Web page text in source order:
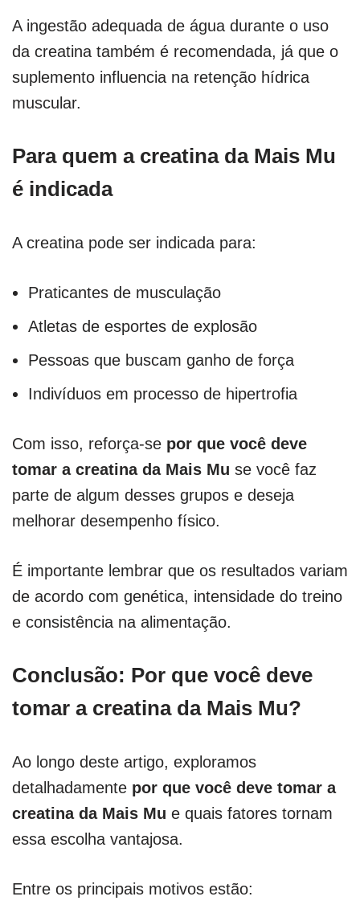
A ingestão adequada de água durante o uso
da creatina também é recomendada, já que o
suplemento influencia na retenção hídrica
muscular.
Para quem a creatina da Mais Mu
é indicada
A creatina pode ser indicada para:
Praticantes de musculação
Atletas de esportes de explosão
Pessoas que buscam ganho de força
Indivíduos em processo de hipertrofia
Com isso, reforça-se por que você deve
tomar a creatina da Mais Mu se você faz
parte de algum desses grupos e deseja
melhorar desempenho físico.
É importante lembrar que os resultados variam
de acordo com genética, intensidade do treino
e consistência na alimentação.
Conclusão: Por que você deve
tomar a creatina da Mais Mu?
Ao longo deste artigo, exploramos
detalhadamente por que você deve tomar a
creatina da Mais Mu e quais fatores tornam
essa escolha vantajosa.
Entre os principais motivos estão: